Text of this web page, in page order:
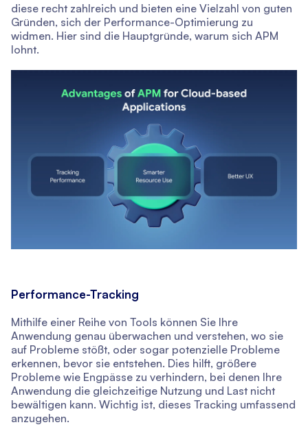
diese recht zahlreich und bieten eine Vielzahl von guten
Gründen, sich der Performance-Optimierung zu
widmen. Hier sind die Hauptgründe, warum sich APM
lohnt.
Performance-Tracking
Mithilfe einer Reihe von Tools können Sie Ihre
Anwendung genau überwachen und verstehen, wo sie
auf Probleme stößt, oder sogar potenzielle Probleme
erkennen, bevor sie entstehen. Dies hilft, größere
Probleme wie Engpässe zu verhindern, bei denen Ihre
Anwendung die gleichzeitige Nutzung und Last nicht
bewältigen kann. Wichtig ist, dieses Tracking umfassend
anzugehen.